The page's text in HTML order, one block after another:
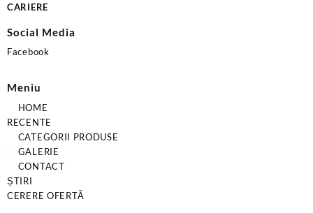
CARIERE
Social Media
Facebook
Meniu
HOME
RECENTE
CATEGORII PRODUSE
GALERIE
CONTACT
ȘTIRI
CERERE OFERTĂ